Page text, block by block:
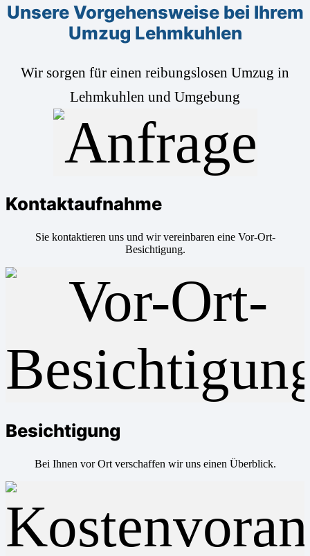
Unsere Vorgehensweise bei Ihrem
Umzug Lehmkuhlen
Wir sorgen für einen reibungslosen Umzug in
Lehmkuhlen und Umgebung
Kontaktaufnahme
Sie kontaktieren uns und wir vereinbaren eine Vor-Ort-
Besichtigung.
Besichtigung
Bei Ihnen vor Ort verschaffen wir uns einen Überblick.